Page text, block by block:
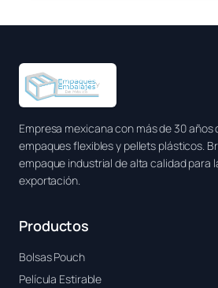
Empresa mexicana con más de 30 años
empaques flexibles y pellets plásticos.
empaque industrial de alta calidad para
exportación.
Productos
Bolsas Pouch
Película Estirable